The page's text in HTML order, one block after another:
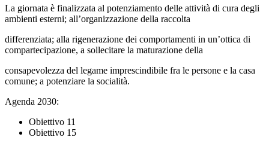
La giornata è finalizzata al potenziamento delle attività di cura degli
ambienti esterni; all’organizzazione della raccolta
differenziata; alla rigenerazione dei comportamenti in un’ottica di
compartecipazione, a sollecitare la maturazione della
consapevolezza del legame imprescindibile fra le persone e la casa
comune; a potenziare la socialità.
Agenda 2030:
Obiettivo 11
Obiettivo 15